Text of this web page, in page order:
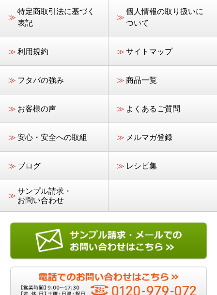
≫
特定商取引法に基づく
表記
≫
個人情報の取り扱いに
ついて
≫ 利用規約 ≫ サイトマップ
≫ フタバの強み ≫ 商品一覧
≫ お客様の声 ≫ よくあるご質問
≫ 安心・安全への取組 ≫ メルマガ登録
≫ ブログ ≫ レシピ集
≫ サンプル請求・
お問い合わせ